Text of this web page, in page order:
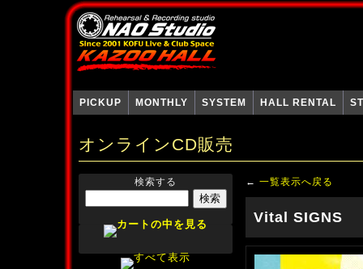
PICKUP MONTHLY SYSTEM HALL RENTAL
オンラインCD販売
検索する ← 一覧表示へ戻る
Vital SIGNS